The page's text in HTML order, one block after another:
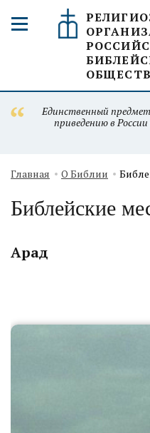
Единственный
приведению в
Главная О Библии
Библейские
Арад